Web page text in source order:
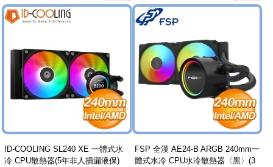
ID-COOLING SL240 XE 一體式水
冷 CPU散熱器(5年非人損漏液保)
FSP 全漢 AE24-B ARGB 240mm一
體式水冷 CPU水冷散熱器〈黑〉(3